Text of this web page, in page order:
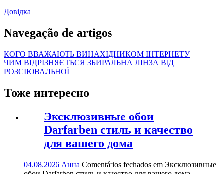
Довідка
Navegação de artigos
КОГО ВВАЖАЮТЬ ВИНАХІДНИКОМ ІНТЕРНЕТУ
ЧИМ ВІДРІЗНЯЄТЬСЯ ЗБИРАЛЬНА ЛІНЗА ВІД
РОЗСІЮВАЛЬНОЇ
Тоже интересно
Эксклюзивные обои
Darfarben стиль и качество
для вашего дома
04.08.2026 Анна Comentários fechados em Эксклюзивные